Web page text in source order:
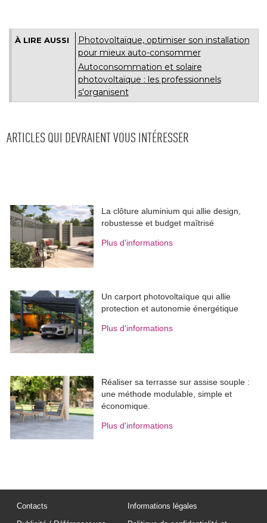
À LIRE AUSSI
Photovoltaïque, optimiser son installation
pour mieux auto-consommer
Autoconsommation et solaire
photovoltaïque : les professionnels
s'organisent
ARTICLES QUI DEVRAIENT VOUS INTÉRESSER
La clôture aluminium qui allie design,
robustesse et budget maîtrisé
Plus d'informations
Un carport photovoltaïque qui allie
protection et autonomie énergétique
Plus d'informations
Réaliser sa terrasse sur assise souple :
une méthode modulable, simple et
économique.
Plus d'informations
Contacts
Informations légales